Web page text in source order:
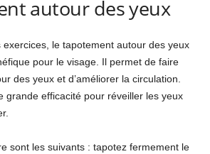
autour des yeux
exercices, le tapotement autour des yeux
pour le visage. Il permet de faire
des yeux et d’améliorer la circulation.
grande efficacité pour réveiller les yeux
sont les suivants : tapotez fermement le